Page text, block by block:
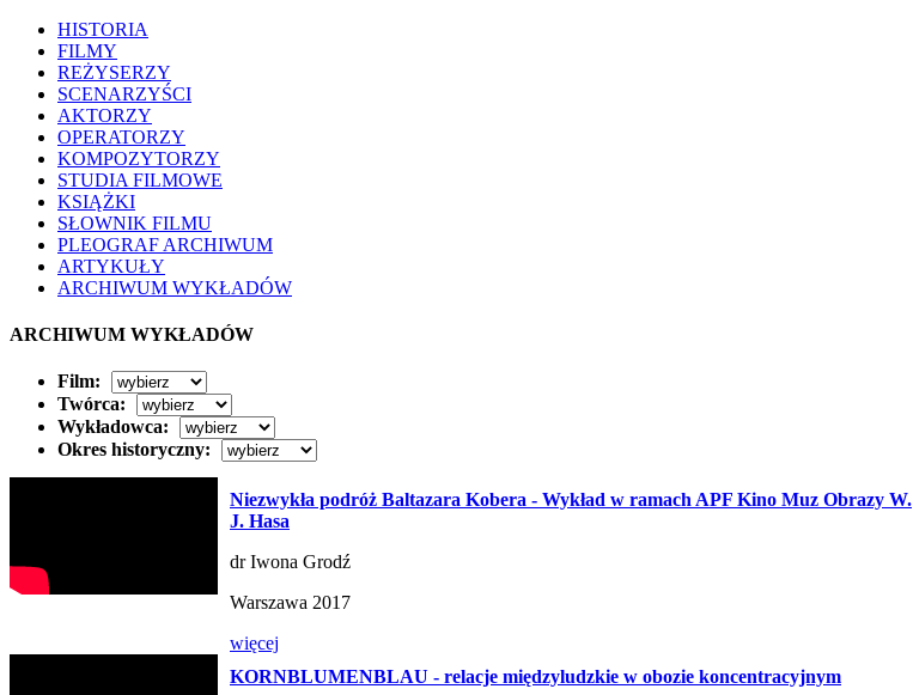
HISTORIA
FILMY
REŻYSERZY
SCENARZYŚCI
AKTORZY
OPERATORZY
KOMPOZYTORZY
STUDIA FILMOWE
KSIĄŻKI
SŁOWNIK FILMU
PLEOGRAF ARCHIWUM
ARTYKUŁY
ARCHIWUM WYKŁADÓW
ARCHIWUM WYKŁADÓW
Film:
Twórca:
Wykładowca:
Okres historyczny:
Niezwykła podróż Baltazara Kobera - Wykład w ramach APF Kino Muz Obrazy W.
J. Hasa
dr Iwona Grodź
Warszawa 2017
więcej
KORNBLUMENBLAU - relacje międzyludzkie w obozie koncentracyjnym